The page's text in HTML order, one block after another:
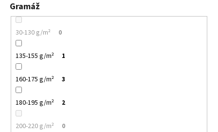
Gramáž
30-130 g/m² 0
135-155 g/m² 1
160-175 g/m² 3
180-195 g/m² 2
200-220 g/m² 0